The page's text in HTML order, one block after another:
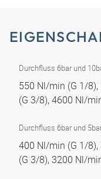
Durchfluss 6bar und
550 Nl/min (G 1/
(G 3/8), 4600 Nl/
Durchfluss 6bar und
400 Nl/min (G 1/
(G 3/8), 3200 Nl/